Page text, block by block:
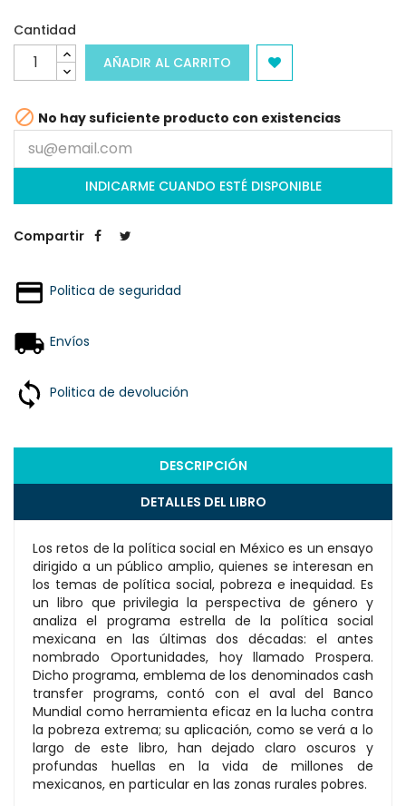
Cantidad
AÑADIR AL CARRITO
 No hay suficiente producto con existencias
INDICARME CUANDO ESTÉ DISPONIBLE
Compartir
Politica de seguridad
Envíos
Politica de devolución
DESCRIPCIÓN
DETALLES DEL LIBRO
Los retos de la política social en México es un ensayo
dirigido a un público amplio, quienes se interesan en
los temas de política social, pobreza e inequidad. Es
un libro que privilegia la perspectiva de género y
analiza el programa estrella de la política social
mexicana en las últimas dos décadas: el antes
nombrado Oportunidades, hoy llamado Prospera.
Dicho programa, emblema de los denominados cash
transfer programs, contó con el aval del Banco
Mundial como herramienta eficaz en la lucha contra
la pobreza extrema; su aplicación, como se verá a lo
largo de este libro, han dejado claro oscuros y
profundas huellas en la vida de millones de
mexicanos, en particular en las zonas rurales pobres.